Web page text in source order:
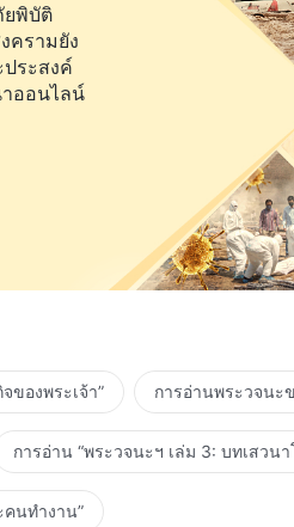
ยพิบัติ
ครามยัง
ประสงค์
าออนไลน์
ของพระเจ้า” การอ่านพระวจนะ
การอ่าน “พระวจนะฯ เล่ม 3: บทเสวน
นทำงาน”